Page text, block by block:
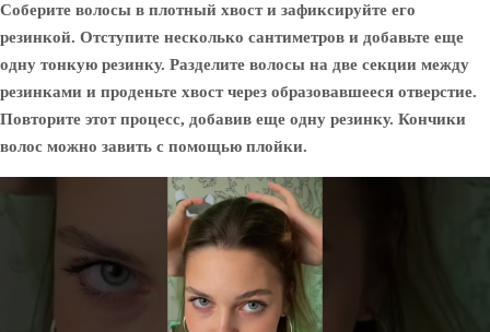
Соберите волосы в плотный хвост и зафиксируйте его
резинкой. Отступите несколько сантиметров и добавьте еще
одну тонкую резинку. Разделите волосы на две секции между
резинками и проденьте хвост через образовавшееся отверстие.
Повторите этот процесс, добавив еще одну резинку. Кончики
волос можно завить с помощью плойки.